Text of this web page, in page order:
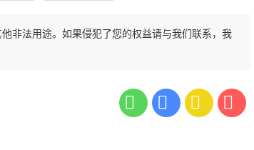
非法用途。如果侵犯了您的权益请与我们联系，我